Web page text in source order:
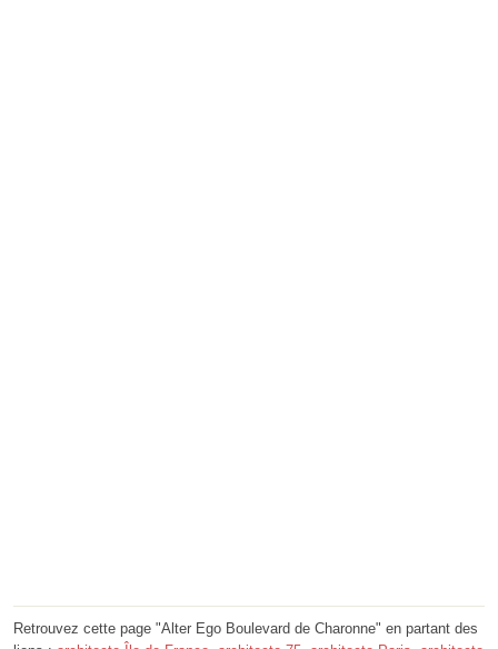
Retrouvez cette page "Alter Ego Boulevard de Charonne" en partant des